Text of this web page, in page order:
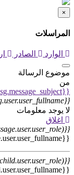
×
المراسلات
الوارد الصادر
موضوع الرسالة
من
{{msg.message_subject}}
{{msg.user.user_fullname}}
لا يوجد معلومات
اغلاق
{{DtSetter('user_role', rec.message.user.user_role)}}:
{{rec.message.user.user_fullname}}
{{DtSetter('user_role', child.user.user_role)}}:
{{child.user.user_fullname}}